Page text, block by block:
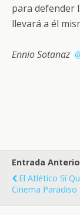
para defender
llevará a él
Ennio Sotanaz
Entrada
El Atlético Sí
Cinema Paradiso